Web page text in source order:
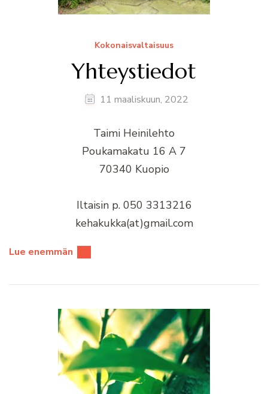
Kokonaisvaltaisuus
Yhteystiedot
11 maaliskuun, 2022
Taimi Heinilehto
Poukamakatu 16 A 7
70340 Kuopio
Iltaisin p. 050 3313216
kehakukka(at)gmail.com
Lue enemmän